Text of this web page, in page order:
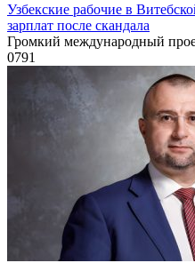
Узбекские рабочие в
зарплат после скандала
Громкий международный
0791